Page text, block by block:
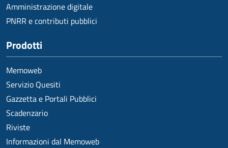
Amministrazione digitale
PNRR e contributi pubblici
Prodotti
Memoweb
Servizio Quesiti
Gazzetta e Portali Pubblici
Scadenzario
Riviste
Informazioni dal Memoweb